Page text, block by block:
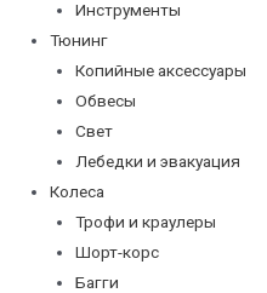
Инструменты
Тюнинг
Копийные аксессуары
Обвесы
Свет
Лебедки и эвакуация
Колеса
Трофи и краулеры
Шорт-корс
Багги